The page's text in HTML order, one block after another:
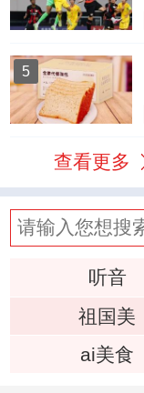
5
查看更多
听音
祖国美
ai美食